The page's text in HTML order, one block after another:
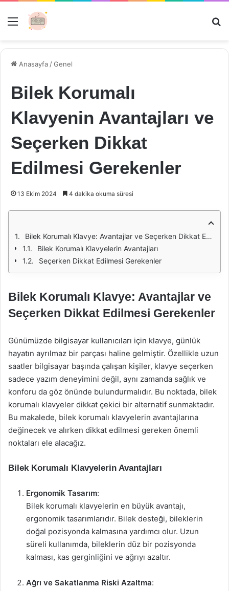
Menü
Anasayfa /Genel
Bilek Korumalı
Klavyenin Avantajları ve
Seçerken Dikkat
Edilmesi Gerekenler
13 Ekim 2024 4 dakika okuma süresi
Bilek Korumalı Klavye: Avantajlar ve Seçerken Dikkat Edilmesi Gerekenler
Bilek Korumalı Klavyelerin Avantajları
Seçerken Dikkat Edilmesi Gerekenler
Bilek Korumalı Klavye: Avantajlar ve
Seçerken Dikkat Edilmesi Gerekenler
Günümüzde bilgisayar kullanıcıları için klavye, günlük
hayatın ayrılmaz bir parçası haline gelmiştir. Özellikle uzun
saatler bilgisayar başında çalışan kişiler, klavye seçerken
sadece yazım deneyimini değil, aynı zamanda sağlık ve
konforu da göz önünde bulundurmalıdır. Bu noktada, bilek
korumalı klavyeler dikkat çekici bir alternatif sunmaktadır.
Bu makalede, bilek korumalı klavyelerin avantajlarına
değinecek ve alırken dikkat edilmesi gereken önemli
noktaları ele alacağız.
Bilek Korumalı Klavyelerin Avantajları
Ergonomik Tasarım:
Bilek korumalı klavyelerin en büyük avantajı,
ergonomik tasarımlarıdır. Bilek desteği, bileklerin
doğal pozisyonda kalmasına yardımcı olur. Uzun
süreli kullanımda, bileklerin düz bir pozisyonda
kalması, kas gerginliğini ve ağrıyı azaltır.
Ağrı ve Sakatlanma Riski Azaltma: